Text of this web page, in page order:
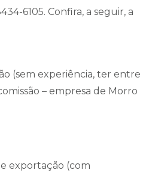
6105. Confira, a seguir, a
(sem experiência, ter entre
– empresa de Morro
exportação (com